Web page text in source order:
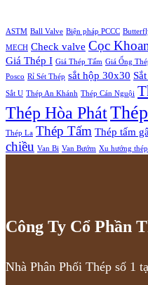
ASTM Ball Valve Biện pháp PCCC
MECH Check valve Cọc
Giá Thép I Giá Thép Tấm Giá Ống
Posco Rỉ Sét Thép sắt hộp 30x30
Sắt U Thép An Khánh Thép Cán Nguội
Thép Hòa Phát
Thép La Thép Tấm Thép tấm
chiều Van Bi Van Bướm Xu hướng thép
Công Ty Cổ Phần
Nhà Phân Phối Thép số 1